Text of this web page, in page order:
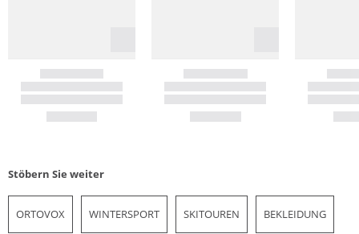
Stöbern Sie weiter
ORTOVOX WINTERSPORT SKITOUREN BEKLEIDUNG